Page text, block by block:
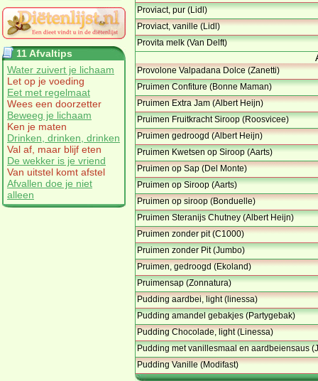
11 Afvaltips
Water zuivert je lichaam
Let op je voeding
Eet met regelmaat
Wees een doorzetter
Beweeg je lichaam
Ken je maten
Drinken, drinken, drinken
Val af, maar blijf eten
De wekker is je vriend
Van uitstel komt afstel
Afvallen doe je niet
alleen
Proviact, pur (Lidl)
Proviact, vanille (Lidl)
Provita melk (Van Delft)
Provolone Valpadana Dolce (Zanetti)
Pruimen Confiture (Bonne Maman)
Pruimen Extra Jam (Albert Heijn)
Pruimen Fruitkracht Siroop (Roosvicee)
Pruimen gedroogd (Albert Heijn)
Pruimen Kwetsen op Siroop (Aarts)
Pruimen op Sap (Del Monte)
Pruimen op Siroop (Aarts)
Pruimen op siroop (Bonduelle)
Pruimen Steranijs Chutney (Albert Heijn)
Pruimen zonder pit (C1000)
Pruimen zonder Pit (Jumbo)
Pruimen, gedroogd (Ekoland)
Pruimensap (Zonnatura)
Pudding aardbei, light (linessa)
Pudding amandel gebakjes (Partygebak)
Pudding Chocolade, light (Linessa)
Pudding met vanillesmaal en aardbeiensaus
Pudding Vanille (Modifast)